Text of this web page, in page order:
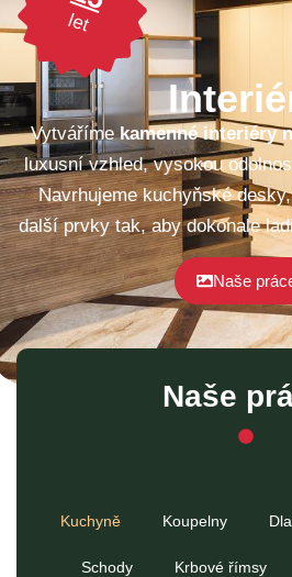
let
Vytvářímekamenné interiéry
luxusní vzhled, vysokou
Navrhujeme kuchyňské
další prvky tak, aby dokonale
Naše
Naše
Kuchyně Koupelny
Schody Krbové římsy